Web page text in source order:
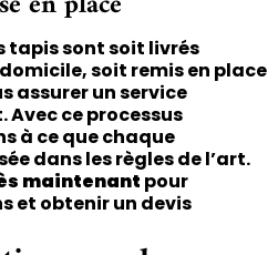
tapis sont soit livrés
soit remis en place
assurer un service
ce processus
à ce que chaque
dans les règles de l’art.
maintenant pour
et obtenir un devis